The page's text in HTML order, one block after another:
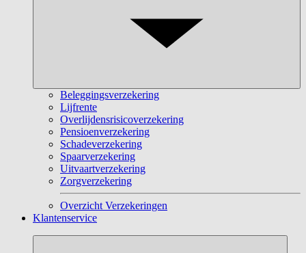
Beleggingsverzekering
Lijfrente
Overlijdensrisicoverzekering
Pensioenverzekering
Schadeverzekering
Spaarverzekering
Uitvaartverzekering
Zorgverzekering
Overzicht Verzekeringen
Klantenservice